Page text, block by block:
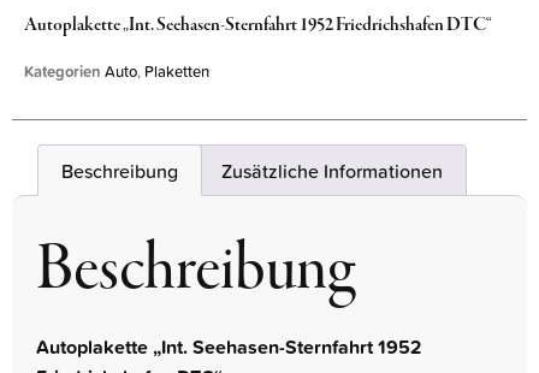
Autoplakette „Int. Seehasen-Sternfahrt 1952 Friedrichshafen DTC“
Kategorien Auto, Plaketten
Beschreibung Zusätzliche Informationen
Beschreibung
Autoplakette „Int. Seehasen-Sternfahrt 1952